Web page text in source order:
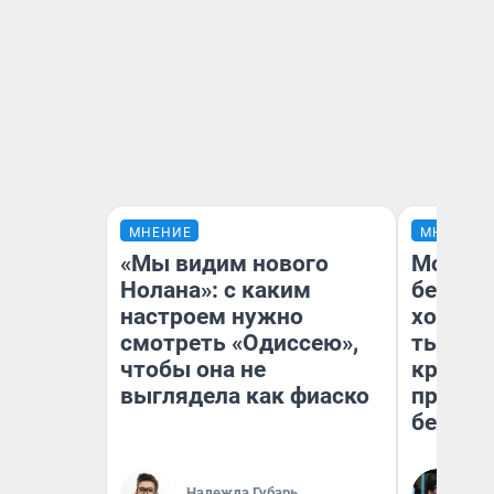
МНЕНИЕ
«Мы видим нового
Нолана»: с каким
настроем нужно
смотреть «Одиссею»,
чтобы она не
выглядела как фиаско
МНЕНИЕ
Мой
хотела
тысяч,